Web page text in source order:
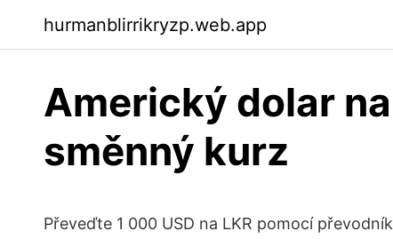
hurmanblirrikryzp.web.app
Americký dolar
směnný kurz
Převeďte 1 000 USD na LKR pomocí